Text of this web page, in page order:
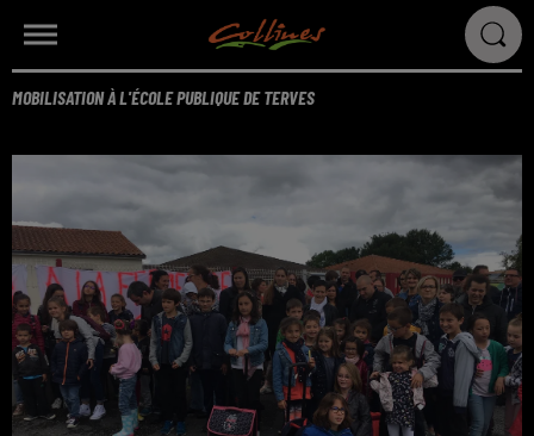
MOBILISATION À L'ÉCOLE PUBLIQUE DE TERVES